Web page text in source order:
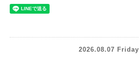
2026.08.07 Friday